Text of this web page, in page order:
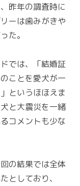
昨年の調査時に
ーは歯みがきや
た。
では、「結婚証
ことを愛犬が一
というほほえま
と大震災を一緒
コメントも少な
の結果では全体
としており、